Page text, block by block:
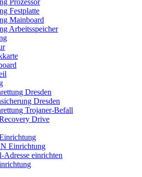
Festplatte
Mainboard
Arbeitsspeicher
Dresden
Dresden
Trojaner-Befall
Drive
Einrichtung
Adresse einrichten